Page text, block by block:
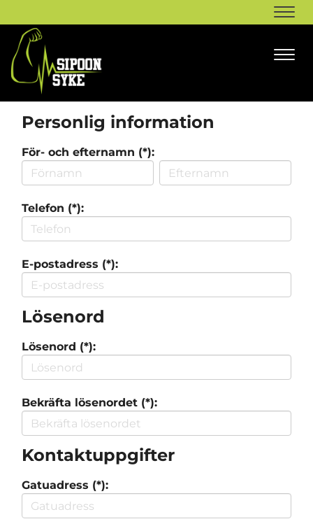
Personlig information
För- och efternamn (*):
Telefon (*):
E-postadress (*):
Lösenord
Lösenord (*):
Bekräfta lösenordet (*):
Kontaktuppgifter
Gatuadress (*):